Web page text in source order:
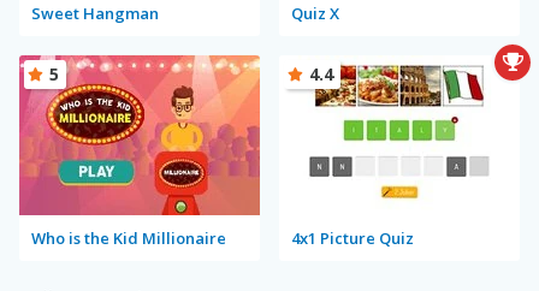
Sweet Hangman Quiz X
Who is the Kid Millionaire
5
4x1 Picture Quiz
4.4